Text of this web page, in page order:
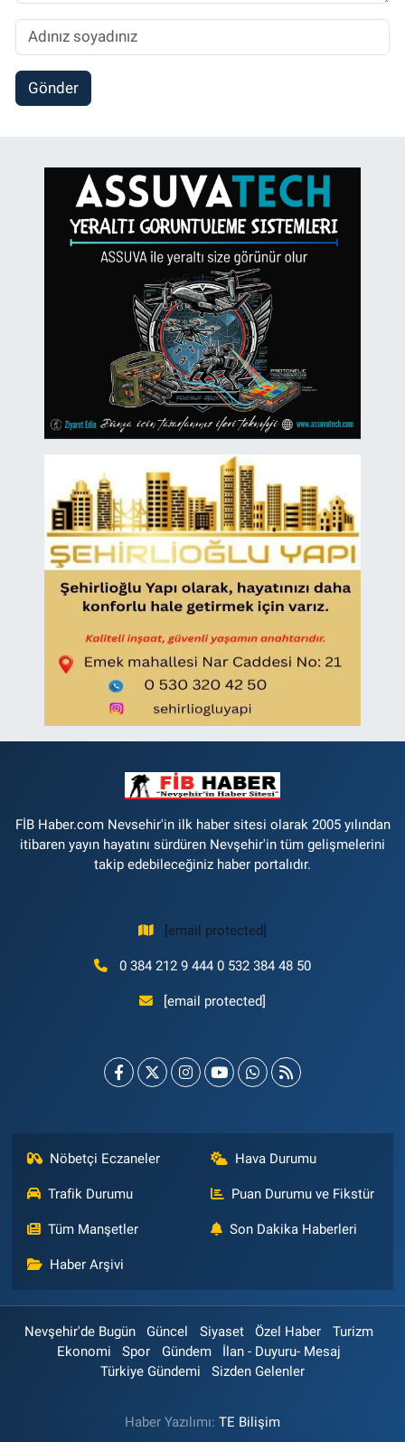
Gönder
FİB Haber.com Nevsehir'in ilk haber sitesi olarak 2005 yılından
itibaren yayın hayatını sürdüren Nevşehir'in tüm gelişmelerini
takip edebileceğiniz haber portalıdır.
[email protected]
0 384 212 9 444 0 532 384 48 50
[email protected]
Nöbetçi Eczaneler Hava Durumu
Trafik Durumu Puan Durumu ve Fikstür
Tüm Manşetler Son Dakika Haberleri
Haber Arşivi
Nevşehir'de Bugün Güncel Siyaset Özel Haber
Turizm
Ekonomi
Spor Gündem
İlan - Duyuru- Mesaj
Türkiye Gündemi
Sizden Gelenler
Haber Yazılımı: TE Bilişim